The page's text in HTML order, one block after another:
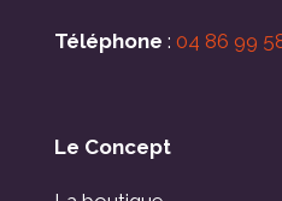
Téléphone : 04 86 99
Le Concept